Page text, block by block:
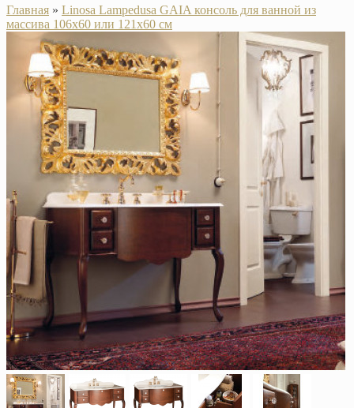
Главная » Linosa Lampedusa GAIA консоль для ванной из
массива 106х60 или 121х60 см